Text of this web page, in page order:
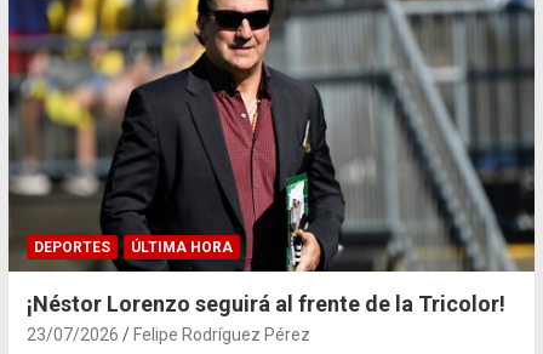
DEPORTES ÚLTIMA HORA
¡Néstor Lorenzo seguirá al frente de la Tricolor!
23/07/2026 Felipe Rodríguez Pérez